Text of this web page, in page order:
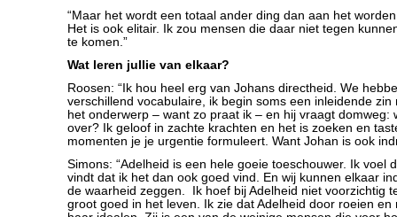
“Maar het wordt een totaal ander ding dan aan het
Het is ook elitair. Ik zou mensen die daar niet tegen
te komen.”
Wat leren jullie van elkaar?
Roosen: “Ik hou heel erg van Johans directheid. We
verschillend vocabulaire, ik begin soms een inleidende
het onderwerp – want zo praat ik – en hij vraagt domweg:
over? Ik geloof in zachte krachten en het is zoeken en
momenten je je urgentie formuleert. Want Johan is ook
Simons: “Adelheid is een hele goeie toeschouwer. Ik voel
vindt dat ik het dan ook goed vind. En wij kunnen elkaar
de waarheid zeggen. Ik hoef bij Adelheid niet voorzichtig
groot goed in het leven. Ik zie dat Adelheid door roeien en